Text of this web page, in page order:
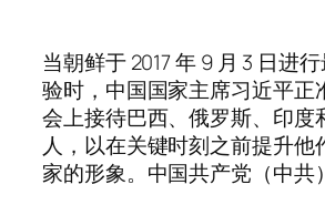
当朝鲜于 2017 年 9 月 3 日进
验时，中国国家主席习近平正
会上接待巴西、俄罗斯、印度
人，以在关键时刻之前提升他
家的形象。中国共产党（中共